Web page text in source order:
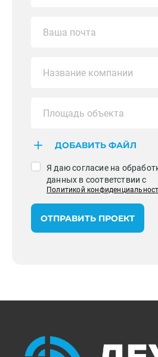
ДОБАВИТЬ ФАЙЛ
Я даю согласие на
данных в соответствии с
Политикой
ОТПРАВИТЬ ПРОЕКТ